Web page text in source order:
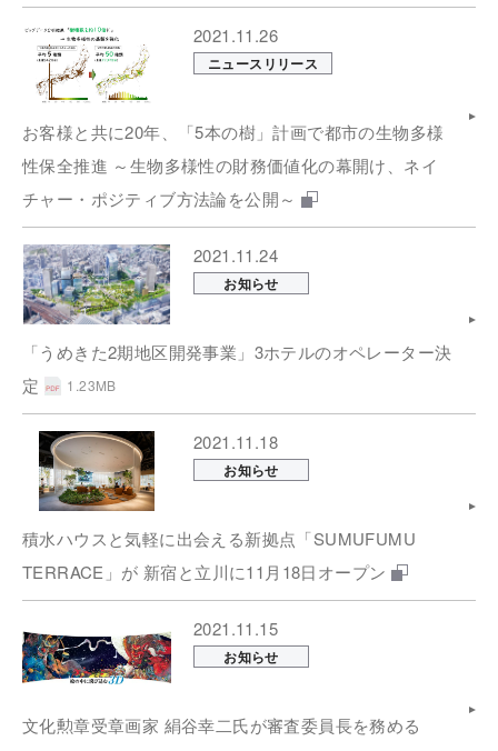
2021.11.26
ニュースリリース
お客様と共に20年、「5本の樹」計画で都市の生物多様
性保全推進 ～生物多様性の財務価値化の幕開け、ネイ
チャー・ポジティブ方法論を公開～
2021.11.24
お知らせ
「うめきた2期地区開発事業」3ホテルのオペレーター決
定
1.23MB
2021.11.18
お知らせ
積水ハウスと気軽に出会える新拠点「SUMUFUMU
TERRACE」が 新宿と立川に11月18日オープン
2021.11.15
お知らせ
文化勲章受章画家 絹谷幸二氏が審査委員長を務める